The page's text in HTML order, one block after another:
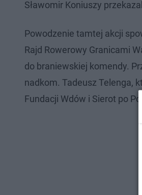
Sławomir Koniuszy
Powodzenie tamtej akcji
Rajd Rowerowy Granicami
do braniewskiej komendy.
nadkom. Tadeusz Telenga,
Fundacji Wdów i Sierot po